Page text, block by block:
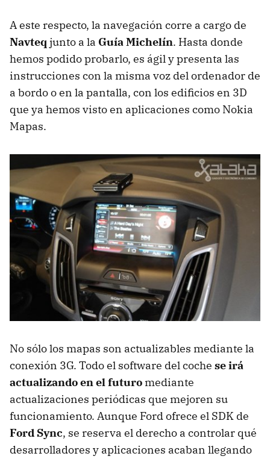
A este respecto, la navegación corre a cargo de
Navteq junto a la Guía Michelín. Hasta donde
hemos podido probarlo, es ágil y presenta las
instrucciones con la misma voz del ordenador de
a bordo o en la pantalla, con los edificios en 3D
que ya hemos visto en aplicaciones como Nokia
Mapas.
No sólo los mapas son actualizables mediante la
conexión 3G. Todo el software del coche se irá
actualizando en el futuro mediante
actualizaciones periódicas que mejoren su
funcionamiento. Aunque Ford ofrece el SDK de
Ford Sync, se reserva el derecho a controlar qué
desarrolladores y aplicaciones acaban llegando